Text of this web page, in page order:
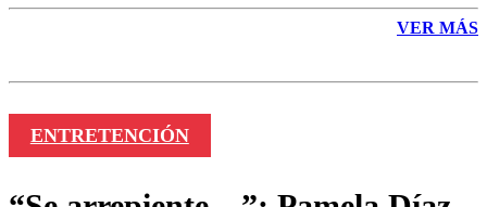
VER MÁS
ENTRETENCIÓN